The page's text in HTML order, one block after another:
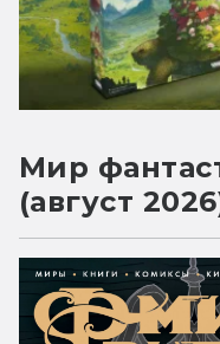
Мир
(август